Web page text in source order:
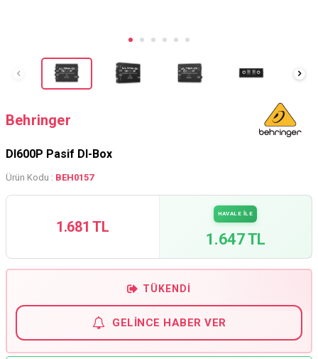
Behringer
DI600P Pasif DI-Box
Ürün Kodu : BEH0157
1.681 TL
HAVALE İLE
1.647 TL
TÜKENDI
GELINCE HABER VER